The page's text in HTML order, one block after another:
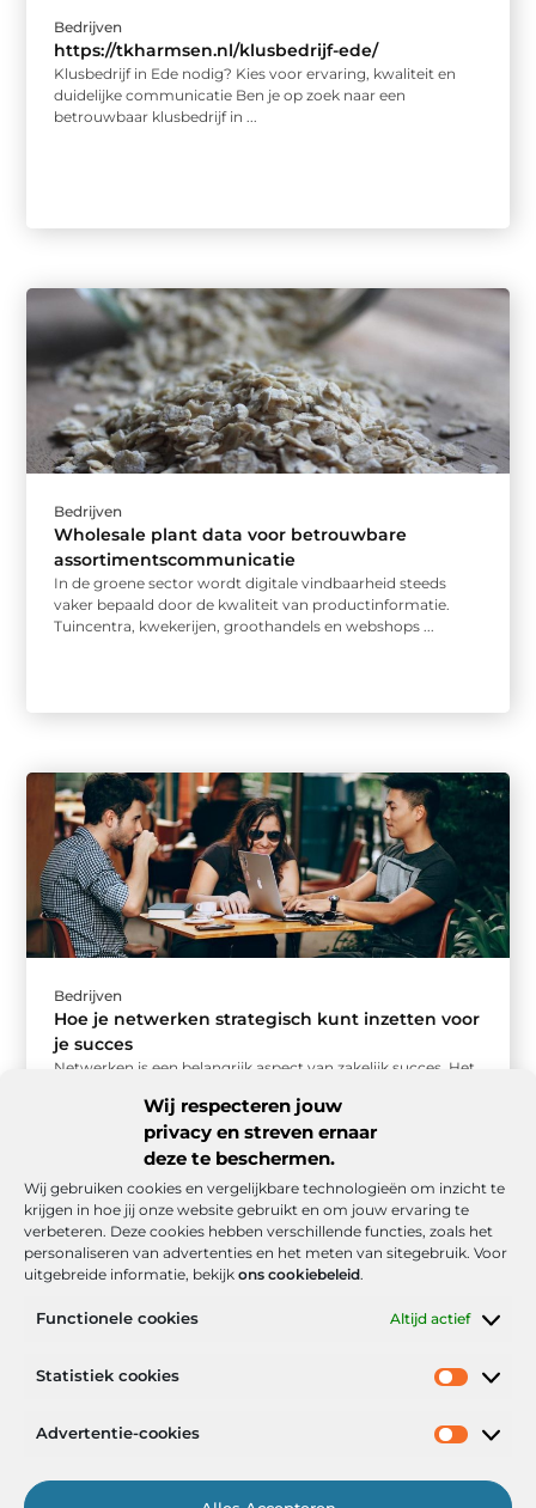
Wij respecteren jouw
privacy en streven ernaar
deze te beschermen.
Wij gebruiken cookies en vergelijkbare technologieën om inzicht te
krijgen in hoe jij onze website gebruikt en om jouw ervaring te
verbeteren. Deze cookies hebben verschillende functies, zoals het
personaliseren van advertenties en het meten van sitegebruik. Voor
uitgebreide informatie, bekijk ons cookiebeleid.
Functionele cookies Altijd actief
Statistiek cookies
Advertentie-cookies
Bedrijven
https://tkharmsen.nl/klusbedrijf-ede/
Klusbedrijf in Ede nodig? Kies voor ervaring, kwaliteit en
duidelijke communicatie Ben je op zoek naar een
betrouwbaar klusbedrijf in ...
Bedrijven
Wholesale plant data voor betrouwbare
assortimentscommunicatie
In de groene sector wordt digitale vindbaarheid steeds
vaker bepaald door de kwaliteit van productinformatie.
Tuincentra, kwekerijen, groothandels en webshops ...
Bedrijven
Hoe je netwerken strategisch kunt inzetten voor
je succes
Netwerken is een belangrijk aspect van zakelijk succes. Het
visitekaartjes; het draait om ...
Onze informatie